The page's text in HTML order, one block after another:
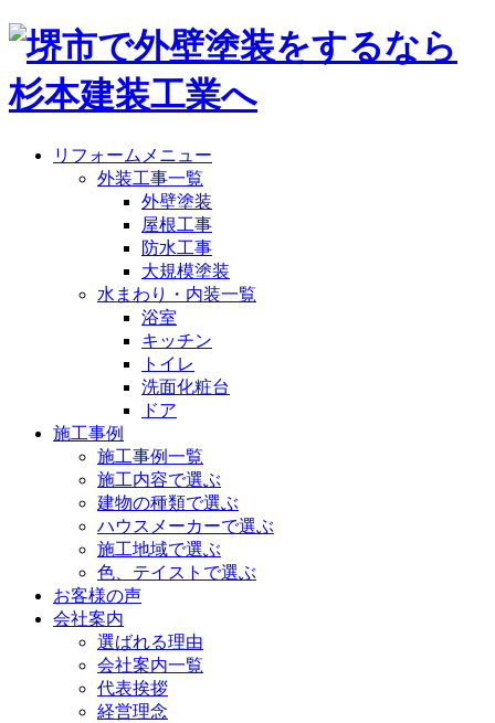
リフォームメニュー
外装工事一覧
外壁塗装
屋根工事
防水工事
大規模塗装
水まわり・内装一覧
浴室
キッチン
トイレ
洗面化粧台
ドア
施工事例
施工事例一覧
施工内容で選ぶ
建物の種類で選ぶ
ハウスメーカーで選ぶ
施工地域で選ぶ
色、テイストで選ぶ
お客様の声
会社案内
選ばれる理由
会社案内一覧
代表挨拶
経営理念